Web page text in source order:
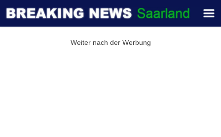
Weiter nach der Werbung